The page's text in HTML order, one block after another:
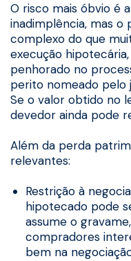
O risco mais óbvio é
inadimplência, mas o
complexo do que
execução
penhorado no
perito nomeado pelo
Se o valor obtido no
devedor ainda pode
Além da perda
relevantes:
Restrição à
hipotecado pode
assume o
compradores
bem na